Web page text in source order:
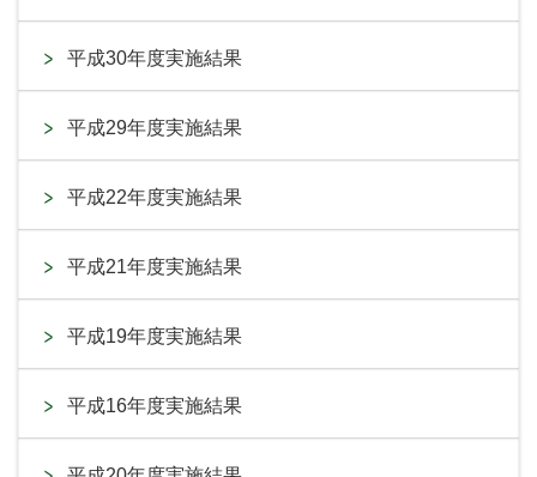
平成30年度実施結果
平成29年度実施結果
平成22年度実施結果
平成21年度実施結果
平成19年度実施結果
平成16年度実施結果